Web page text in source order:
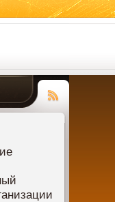
Чтение